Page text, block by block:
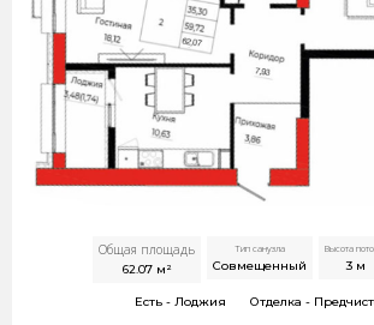
Общая площадь
62.07м²
Тип санузла
Совмещенный
Высота
3 м
Есть - Лоджия Отделка -